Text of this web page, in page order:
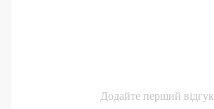
Додайте перший відгук